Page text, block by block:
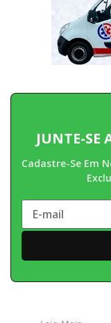
JUNTE-SE
Cadastre-Se Em